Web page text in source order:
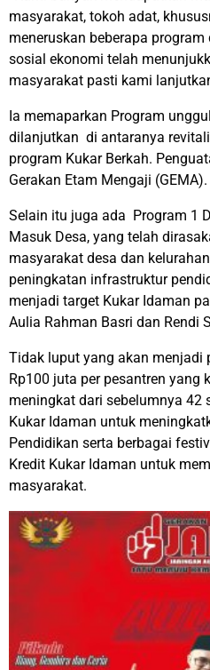
masyarakat, tokoh adat,
meneruskan beberapa
sosial ekonomi telah
masyarakat pasti kami
Ia memaparkan Program
dilanjutkan di antaranya
program Kukar Berkah.
Gerakan Etam Mengaji (GEMA).
Selain itu juga ada Program 1
Masuk Desa, yang telah
masyarakat desa dan
peningkatan infrastruktur
menjadi target Kukar Idaman
Aulia Rahman Basri dan Rendi
Tidak luput yang akan menjadi
Rp100 juta per pesantren yang
meningkat dari sebelumnya 42
Kukar Idaman untuk
Pendidikan serta berbagai
Kredit Kukar Idaman untuk
masyarakat.